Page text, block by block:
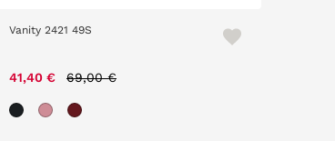
Vanity 2421 49S
41,40 € 69,00 €